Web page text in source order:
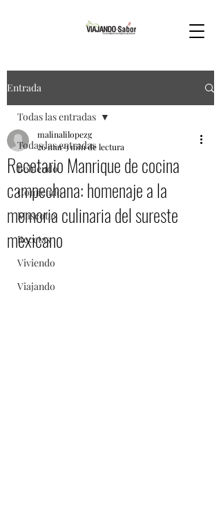
Entrada
Todas las entradas
Bebiendo
Comiendo
Mascotas
Recetas
Viviendo
Viajando
Todas las entradas
Recetario Manrique de cocina
campechana: homenaje a la
memoria culinaria del sureste
mexicano
malinalilopezg
26 mar3 min de lectura